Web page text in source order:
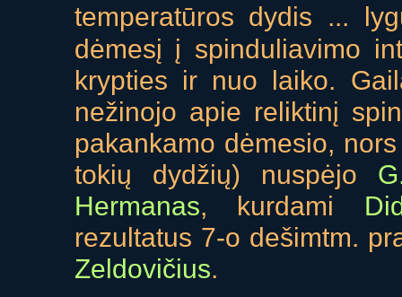
temperatūros dydis ...
dėmesį į spinduliavimo
krypties ir nuo laiko.
nežinojo apie reliktinį
pakankamo dėmesio,
tokių dydžių) nuspėjo
Hermanas, kurdami
rezultatus 7-o dešimtm.
Zeldovičius.